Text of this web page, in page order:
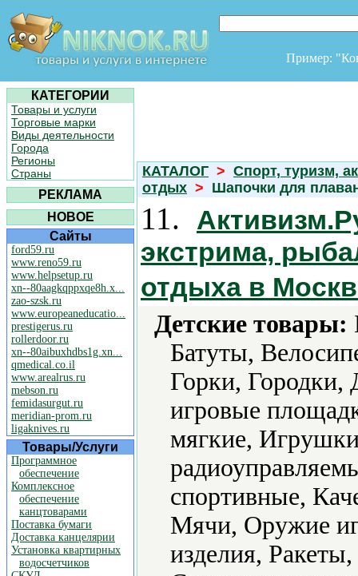
Пример:
КАТЕГОРИИ
Товары и услуги
Торговые марки
Виды деятельности
Города
Регионы
Страны
РЕКЛАМА
НОВОЕ
Сайты
ford59.ru
www.reno59.ru
www.helpsetup.ru
xn--80aagkqppxqe8h.x...
zao-szsk.ru
www.europeaneducatio...
prestigerus.ru
rollerdoor.ru
xn--80aibuxhdbs1g.xn...
qmedical.co.il
www.arealrus.ru
mebson.ru
femidasurgut.ru
meridian-prom.ru
ligaknives.ru
Товары/Услуги
Программное
обеспечение
Комплексное
обеспечение
канцтоварами
Поставка бумаги
Доставка канцелярии
Установка квартирных
водосчетчиков
КАТАЛОГ > Спорт, туризм,
отдых > Шапочки для
11.
экстрима,
отдыха в
Детские товары:
Батуты,
Горки, Городки,
игровые
мягкие,
спортивные,
Мячи, Оружие
изделия,